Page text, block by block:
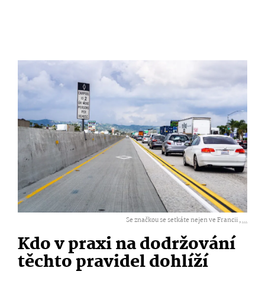
Se značkou se setkáte nejen ve Francii ,...
Kdo v praxi na dodržování
těchto pravidel dohlíží